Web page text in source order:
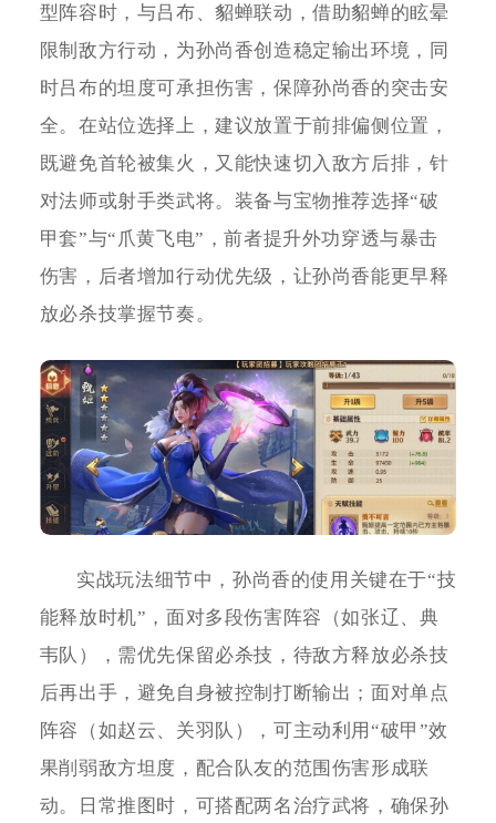
型阵容时，与吕布、貂蝉联动，借助貂蝉的眩晕
限制敌方行动，为孙尚香创造稳定输出环境，同
时吕布的坦度可承担伤害，保障孙尚香的突击安
全。在站位选择上，建议放置于前排偏侧位置，
既避免首轮被集火，又能快速切入敌方后排，针
对法师或射手类武将。装备与宝物推荐选择“破
甲套”与“爪黄飞电”，前者提升外功穿透与暴击
伤害，后者增加行动优先级，让孙尚香能更早释
放必杀技掌握节奏。
实战玩法细节中，孙尚香的使用关键在于“技
能释放时机”，面对多段伤害阵容（如张辽、典
韦队），需优先保留必杀技，待敌方释放必杀技
后再出手，避免自身被控制打断输出；面对单点
阵容（如赵云、关羽队），可主动利用“破甲”效
果削弱敌方坦度，配合队友的范围伤害形成联
动。日常推图时，可搭配两名治疗武将，确保孙